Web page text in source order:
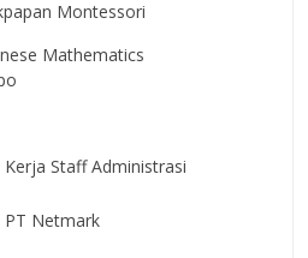
Montessori
Mathematics
Staff Administrasi
Netmark